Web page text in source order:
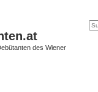
des Wiener